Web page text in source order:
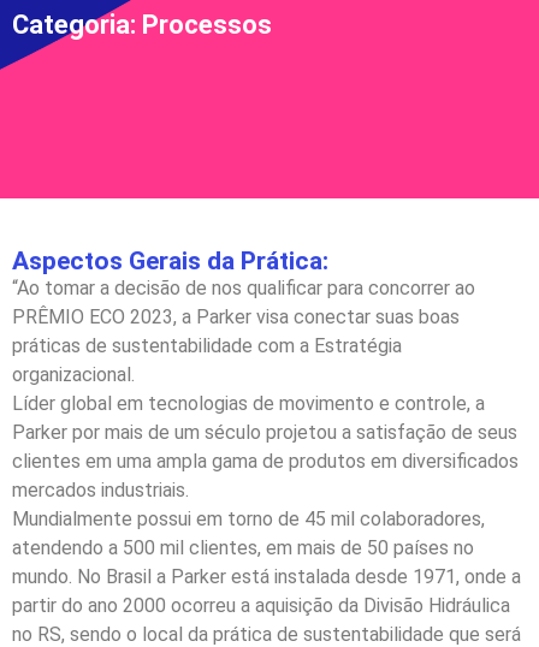
Categoria: Processos
Aspectos Gerais da Prática:
“Ao tomar a decisão de nos qualificar para concorrer ao
PRÊMIO ECO 2023, a Parker visa conectar suas boas
práticas de sustentabilidade com a Estratégia
organizacional.
Líder global em tecnologias de movimento e controle, a
Parker por mais de um século projetou a satisfação de seus
clientes em uma ampla gama de produtos em diversificados
mercados industriais.
Mundialmente possui em torno de 45 mil colaboradores,
atendendo a 500 mil clientes, em mais de 50 países no
mundo. No Brasil a Parker está instalada desde 1971, onde a
partir do ano 2000 ocorreu a aquisição da Divisão Hidráulica
no RS, sendo o local da prática de sustentabilidade que será